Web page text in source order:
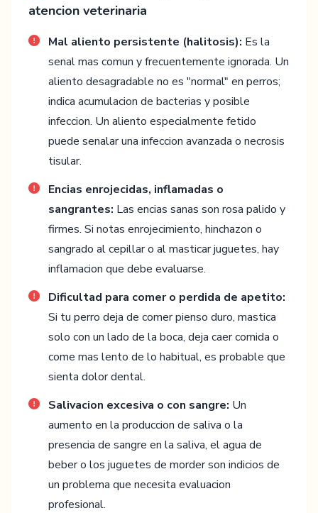
atencion veterinaria
Mal aliento persistente (halitosis): Es la
senal mas comun y frecuentemente ignorada. Un
aliento desagradable no es "normal" en perros;
indica acumulacion de bacterias y posible
infeccion. Un aliento especialmente fetido
puede senalar una infeccion avanzada o necrosis
tisular.
Encias enrojecidas, inflamadas o
sangrantes: Las encias sanas son rosa palido y
firmes. Si notas enrojecimiento, hinchazon o
sangrado al cepillar o al masticar juguetes, hay
inflamacion que debe evaluarse.
Dificultad para comer o perdida de apetito:
Si tu perro deja de comer pienso duro, mastica
solo con un lado de la boca, deja caer comida o
come mas lento de lo habitual, es probable que
sienta dolor dental.
Salivacion excesiva o con sangre: Un
aumento en la produccion de saliva o la
presencia de sangre en la saliva, el agua de
beber o los juguetes de morder son indicios de
un problema que necesita evaluacion
profesional.